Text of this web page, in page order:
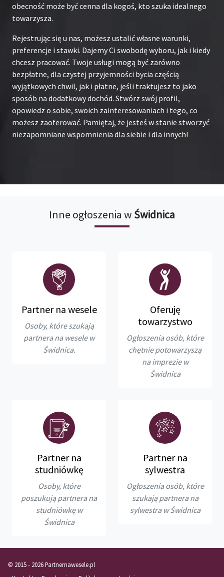
obecność może być cenna dla kogoś, kto szuka idealnego
towarzysza.
Rejestrując się u nas, możesz ustalić własne warunki,
preferencje i stawki. Dajemy Ci swobodę wyboru, jak i kiedy
chcesz pracować. Twoje usługi mogą być zarówno
bezpłatne, dla czystej przyjemności bycia częścią
wyjątkowych chwil, jak i płatne, jeśli traktujesz to jako
sposób na dodatkowy dochód. Stwórz swój profil,
opowiedz o sobie, swoich zainteresowaniach i tego, co
możesz zaoferować. Pamiętaj, że jesteś w stanie stworzyć
niezapomniane wspomnienia dla siebie i dla innych!
Inne ogłoszenia w Świdnica
Partner na wesele
Osoby, które szukają
partnera na wesele w
Świdnica.
Oferuję
towarzystwo
Ogłoszenia osób, które
chętnie potowarzyszą
na imprezie w
Świdnica
Partner na
studniówkę
Osoby, które
poszukują partnera na
studniówkę w
Świdnica
Partner na
sylwestra
Ogłoszenia osób, które
szukają partnera na
sylwestra w Świdnica
© 2015 - 2026 Partnernawesele.pl